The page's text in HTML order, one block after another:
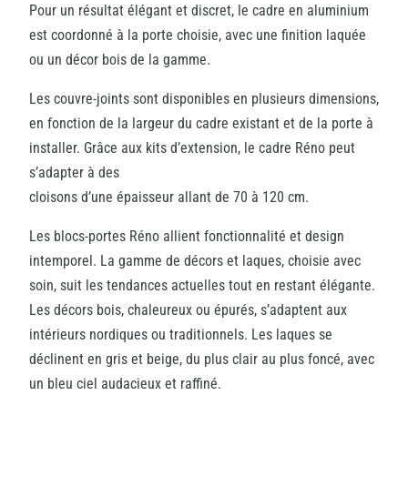
Pour un résultat élégant et discret, le cadre en aluminium
est coordonné à la porte choisie, avec une finition laquée
ou un décor bois de la gamme.
Les couvre-joints sont disponibles en plusieurs dimensions,
en fonction de la largeur du cadre existant et de la porte à
installer. Grâce aux kits d’extension, le cadre Réno peut
s’adapter à des
cloisons d’une épaisseur allant de 70 à 120 cm.
Les blocs-portes Réno allient fonctionnalité et design
intemporel. La gamme de décors et laques, choisie avec
soin, suit les tendances actuelles tout en restant élégante.
Les décors bois, chaleureux ou épurés, s’adaptent aux
intérieurs nordiques ou traditionnels. Les laques se
déclinent en gris et beige, du plus clair au plus foncé, avec
un bleu ciel audacieux et raffiné.